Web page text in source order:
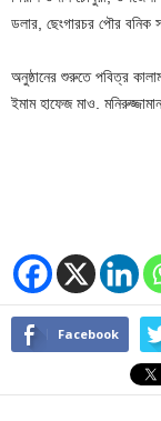
ডলার, ছেংগারচর পৌর বনিক
অনুষ্ঠানের শুরুতে পবিত্র
ইমাম হাফেজ মাও.
Facebook